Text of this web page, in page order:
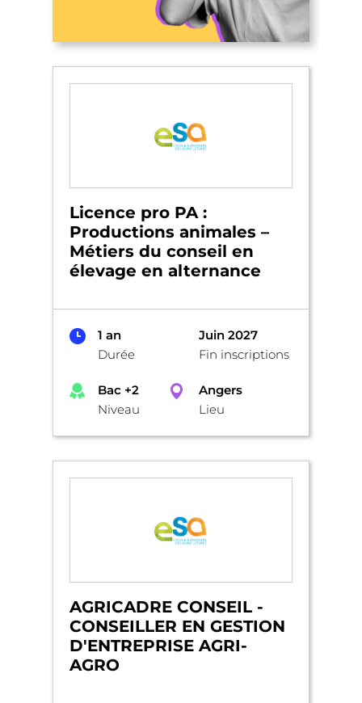
Licence pro PA :
Productions animales –
Métiers du conseil en
élevage en alternance
1 an
Durée
Juin 2027
Fin inscriptions
Bac +2
Niveau
Angers
Lieu
AGRICADRE CONSEIL -
CONSEILLER EN GESTION
D'ENTREPRISE AGRI-
AGRO